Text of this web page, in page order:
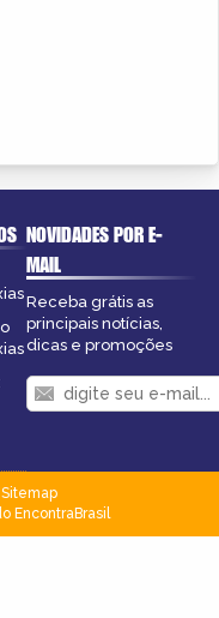
NOVIDADES POR E-
MAIL
Receba grátis as
principais notícias,
dicas e promoções
Sitemap
EncontraBrasil